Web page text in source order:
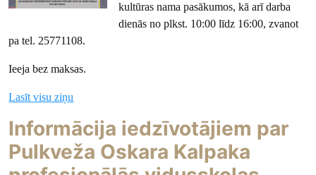
kultūras nama pasākumos, kā arī darba
dienās no plkst. 10:00 līdz 16:00, zvanot
pa tel. 25771108.
Ieeja bez maksas.
Lasīt visu ziņu
Informācija iedzīvotājiem par
Pulkveža Oskara Kalpaka